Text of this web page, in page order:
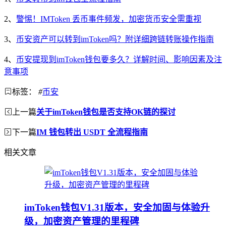
2、 警惕！IMToken 丢币事件频发，加密货币安全需重视
3、 币安资产可以转到imToken吗？附详细跨链转账操作指南
4、 币安提现到imToken钱包要多久？详解时间、影响因素及注
意事项
标签： #币安
上一篇关于imToken钱包是否支持OK链的探讨
下一篇IM 钱包转出 USDT 全流程指南
相关文章
imToken钱包V1.31版本，安全加固与体验升
级，加密资产管理的里程碑